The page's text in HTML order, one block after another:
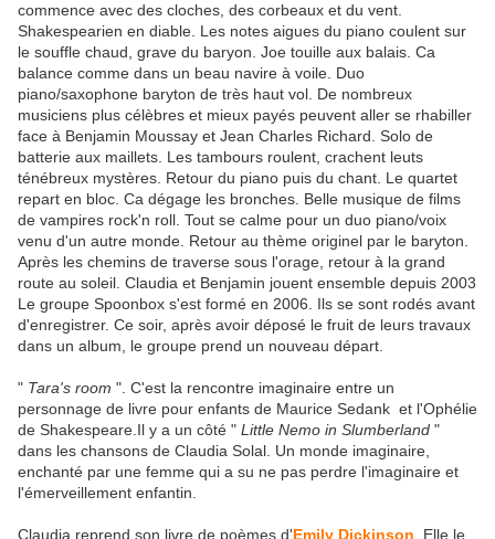
commence avec des cloches, des corbeaux et du vent.
Shakespearien en diable. Les notes aigues du piano coulent sur
le souffle chaud, grave du baryon. Joe touille aux balais. Ca
balance comme dans un beau navire à voile. Duo
piano/saxophone baryton de très haut vol. De nombreux
musiciens plus célèbres et mieux payés peuvent aller se rhabiller
face à Benjamin Moussay et Jean Charles Richard. Solo de
batterie aux maillets. Les tambours roulent, crachent leuts
ténébreux mystères. Retour du piano puis du chant. Le quartet
repart en bloc. Ca dégage les bronches. Belle musique de films
de vampires rock'n roll. Tout se calme pour un duo piano/voix
venu d'un autre monde. Retour au thème originel par le baryton.
Après les chemins de traverse sous l'orage, retour à la grand
route au soleil. Claudia et Benjamin jouent ensemble depuis 2003
Le groupe Spoonbox s'est formé en 2006. Ils se sont rodés avant
d'enregistrer. Ce soir, après avoir déposé le fruit de leurs travaux
dans un album, le groupe prend un nouveau départ.
" Tara's room ". C'est la rencontre imaginaire entre un
personnage de livre pour enfants de Maurice Sedank et l'Ophélie
de Shakespeare.Il y a un côté " Little Nemo in Slumberland "
dans les chansons de Claudia Solal. Un monde imaginaire,
enchanté par une femme qui a su ne pas perdre l'imaginaire et
l'émerveillement enfantin.
Claudia reprend son livre de poèmes d'Emily Dickinson . Elle le